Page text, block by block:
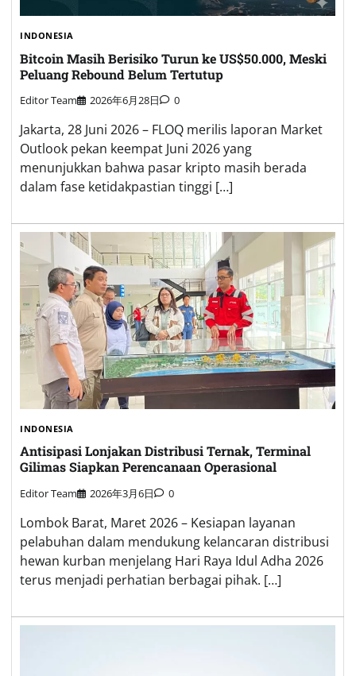
INDONESIA
Bitcoin Masih Berisiko Turun ke US$50.000, Meski
Peluang Rebound Belum Tertutup
Editor Team 2026年6月28日 0
Jakarta, 28 Juni 2026 – FLOQ merilis laporan Market
Outlook pekan keempat Juni 2026 yang
menunjukkan bahwa pasar kripto masih berada
dalam fase ketidakpastian tinggi […]
INDONESIA
Antisipasi Lonjakan Distribusi Ternak, Terminal
Gilimas Siapkan Perencanaan Operasional
Editor Team 2026年3月6日 0
Lombok Barat, Maret 2026 – Kesiapan layanan
pelabuhan dalam mendukung kelancaran distribusi
hewan kurban menjelang Hari Raya Idul Adha 2026
terus menjadi perhatian berbagai pihak. […]